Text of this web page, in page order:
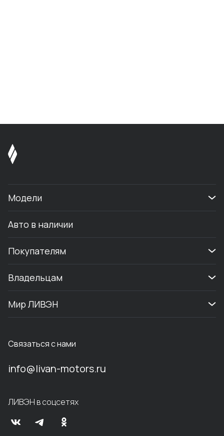
Модели
Авто в наличии
Покупателям
Владельцам
Мир ЛИВЭН
Связаться с нами
info@livan-motors.ru
ЛИВЭН в соцсетях